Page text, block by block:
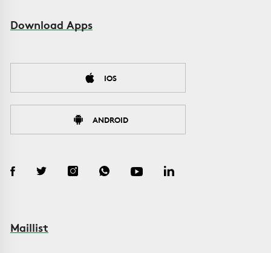
Download Apps
IOS
ANDROID
Maillist